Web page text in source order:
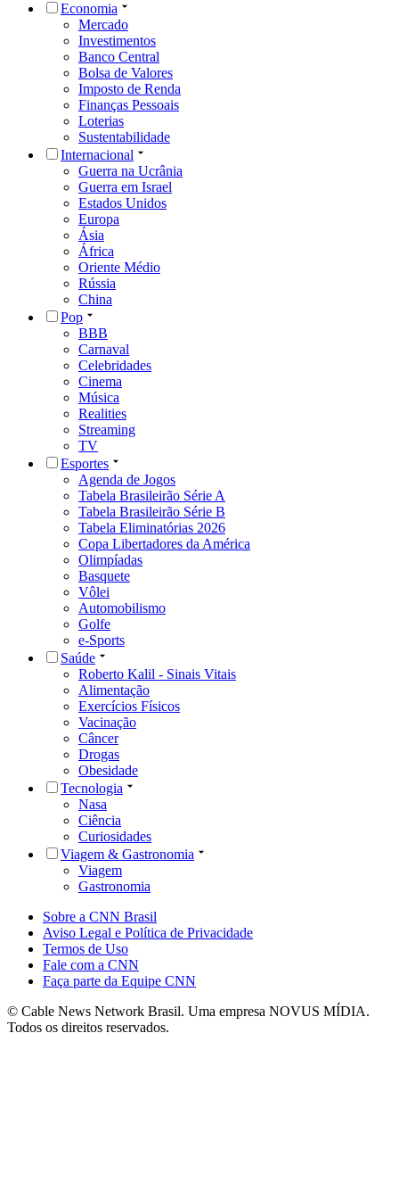
Economia
Mercado
Investimentos
Banco Central
Bolsa de Valores
Imposto de Renda
Finanças Pessoais
Loterias
Sustentabilidade
Internacional
Guerra na Ucrânia
Guerra em Israel
Estados Unidos
Europa
Ásia
África
Oriente Médio
Rússia
China
Pop
BBB
Carnaval
Celebridades
Cinema
Música
Realities
Streaming
TV
Esportes
Agenda de Jogos
Tabela Brasileirão Série A
Tabela Brasileirão Série B
Tabela Eliminatórias 2026
Copa Libertadores da América
Olimpíadas
Basquete
Vôlei
Automobilismo
Golfe
e-Sports
Saúde
Roberto Kalil - Sinais Vitais
Alimentação
Exercícios Físicos
Vacinação
Câncer
Drogas
Obesidade
Tecnologia
Nasa
Ciência
Curiosidades
Viagem & Gastronomia
Viagem
Gastronomia
Sobre a CNN Brasil
Aviso Legal e Política de Privacidade
Termos de Uso
Fale com a CNN
Faça parte da Equipe CNN
© Cable News Network Brasil. Uma empresa NOVUS MÍDIA.
Todos os direitos reservados.